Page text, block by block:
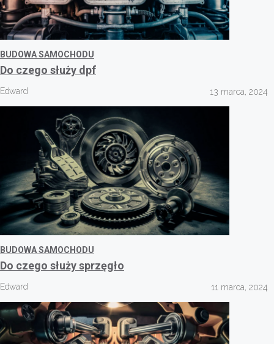
BUDOWA SAMOCHODU
Do czego służy dpf
Edward 13 marca, 2024
BUDOWA SAMOCHODU
Do czego służy sprzęgło
Edward 11 marca, 2024